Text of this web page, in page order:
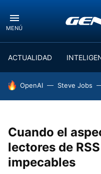
MENÚ
ACTUALIDAD
HOY SE HABLA DE
OpenAI Steve Jobs
Cuando el
lectores de
impecables